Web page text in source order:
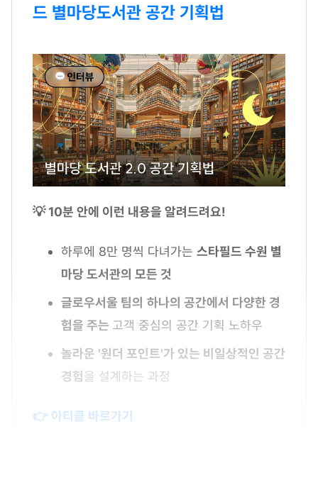
드 별마당도서관 공간 기획법
💡 10분 안에 이런 내용을 알려드려요!
하루에 8만 명씩 다녀가는 스타필드 수원 별
마당 도서관의 모든 것
글로우서울 팀의 하나의 공간에서 다양한 경
험을 주는 고객 중심의 공간 기획 노하우
놀라운 '원더 포인트'가 있는 비일상적인 공간
경험을 설계하는 과정
👉 아티클 바로가기